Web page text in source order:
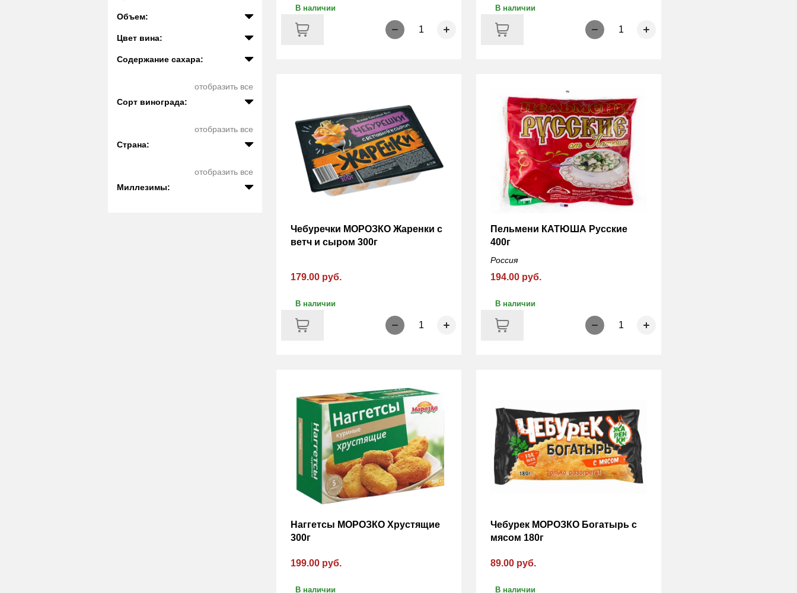
Объем:
Цвет вина:
Содержание сахара:
отобразить все
Сорт винограда:
отобразить все
Страна:
отобразить все
Миллезимы:
В наличии
1
В наличии
1
Чебуречки МОРОЗКО Жаренки с
ветч и сыром 300г
179.00 руб.
В наличии
1
Пельмени КАТЮША Русские
400г
Россия
194.00 руб.
В наличии
1
Наггетсы МОРОЗКО Хрустящие
300г
199.00 руб.
В наличии
Чебурек МОРОЗКО Богатырь с
мясом 180г
89.00 руб.
В наличии